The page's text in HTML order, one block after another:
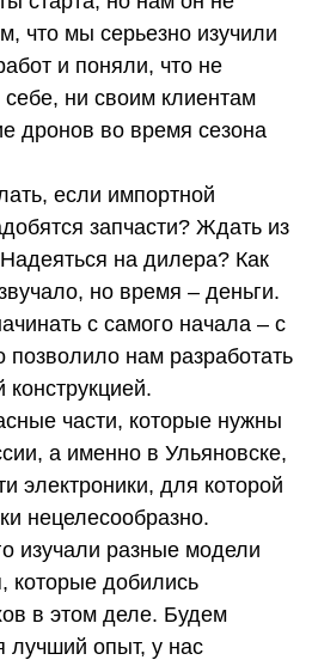
что мы серьезно изучили
и поняли, что не
ни своим клиентам
дронов во время сезона
если импортной
запчасти? Ждать из
на дилера? Как
но время – деньги.
с самого начала – с
позволило нам разработать
части, которые нужны
а именно в Ульяновске,
электроники, для которой
нецелесообразно.
изучали разные модели
которые добились
в этом деле. Будем
лучший опыт, у нас